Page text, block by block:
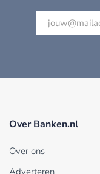
Over Banken.nl
Over ons
Adverteren